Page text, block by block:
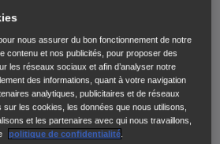
Rouge)
scooters (125 et grosses cylindrées).
nous assurer du bon fonctionnement de notre
contenu et nos publicités, pour proposer des
les réseaux sociaux et afin d’analyser notre
des informations, quant à votre navigation
analytiques, publicitaires et de réseaux
les cookies, les données que nous utilisons,
et les partenaires avec qui nous travaillons,
politique de confidentialité